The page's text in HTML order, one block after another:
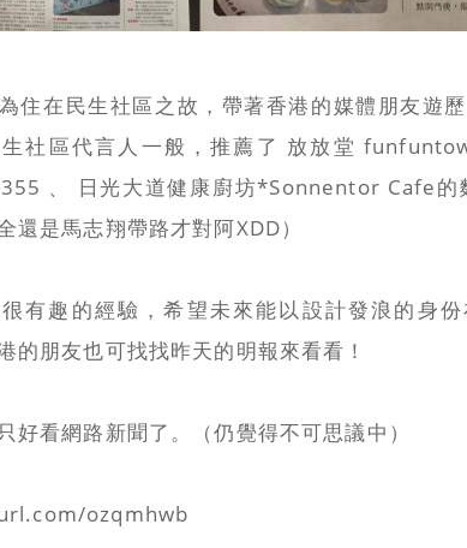
住在民生社區之故，帶著香港的媒體朋友遊
社區代言人一般，推薦了 放放堂
、 日光大道健康廚坊*Sonnentor Cafe的
還是馬志翔帶路才對阿XDD）
有趣的經驗，希望未來能以設計發浪的身
的朋友也可找找昨天的明報來看看！
好看網路新聞了。（仍覺得不可思議中）
ozqmhwb